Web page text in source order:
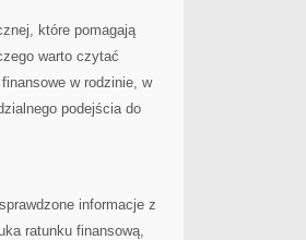
które pomagają
warto czytać
w rodzinie, w
podejścia do
informacje z
ratunku finansową,